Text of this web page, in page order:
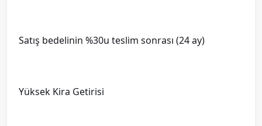
Satış bedelinin %30u teslim sonrası (24 ay)
Yüksek Kira Getirisi